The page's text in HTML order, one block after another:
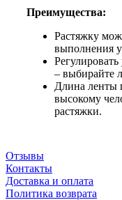
Преимущества:
Растяжку
выполнения
– выбирайте
Длина ленты
высокому
растяжки.
Отзывы
Контакты
Доставка и оплата
Политика возврата